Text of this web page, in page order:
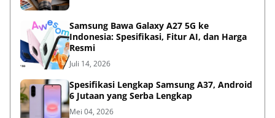
Samsung Bawa Galaxy A27 5G ke
Indonesia: Spesifikasi, Fitur AI, dan Harga
Resmi
Juli 14, 2026
Spesifikasi Lengkap Samsung A37, Android
6 Jutaan yang Serba Lengkap
Mei 04, 2026